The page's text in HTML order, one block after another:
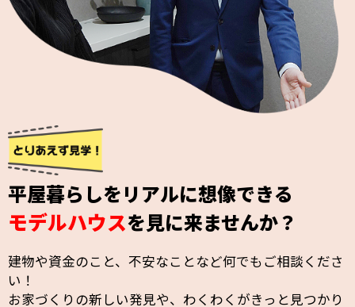
平屋暮らしをリアルに想像できる
モデルハウスを見に来ませんか？
建物や資金のこと、不安なことなど何でもご相談くださ
い！
お家づくりの新しい発見や、わくわくがきっと見つかり